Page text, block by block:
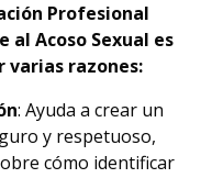
Profesional
al Acoso Sexual es
razones:
: Ayuda a crear un
y respetuoso,
cómo identificar